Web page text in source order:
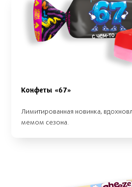
Конфеты «67»
Лимитированная новинка,
мемом сезона.